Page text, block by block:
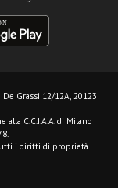
Grassi 12/12A, 20123
alla C.C.I.A.A. di Milano
i diritti di proprietà